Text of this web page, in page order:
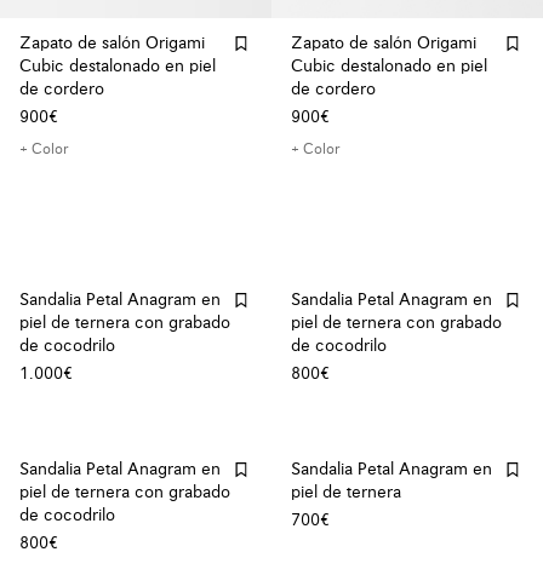
Zapato de salón Origami
Cubic destalonado en piel
de cordero
900€
+ Color
Zapato de salón Origami
Cubic destalonado en piel
de cordero
900€
+ Color
Sandalia Petal Anagram en
piel de ternera con grabado
de cocodrilo
1.000€
Sandalia Petal Anagram en
piel de ternera con grabado
de cocodrilo
800€
Sandalia Petal Anagram en
piel de ternera con grabado
de cocodrilo
800€
Sandalia Petal Anagram en
piel de ternera
700€